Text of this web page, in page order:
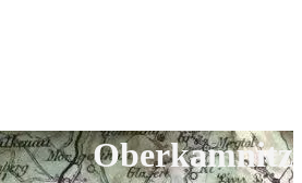
Oberkamnitz